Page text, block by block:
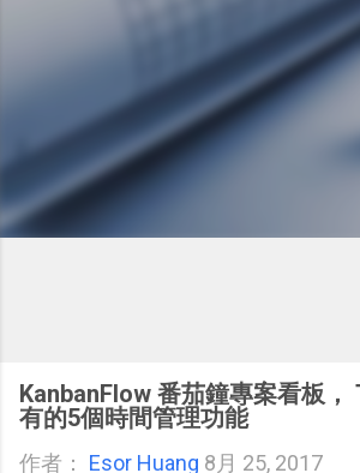
KanbanFlow 番茄鐘專案看板，
有的5個時間管理功能
作者： Esor Huang 8月 25, 2017